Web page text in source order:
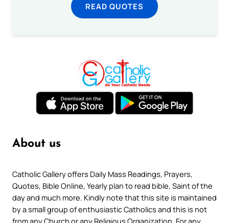
READ QUOTES
About us
Catholic Gallery offers Daily Mass Readings, Prayers,
Quotes, Bible Online, Yearly plan to read bible, Saint of the
day and much more. Kindly note that this site is maintained
by a small group of enthusiastic Catholics and this is not